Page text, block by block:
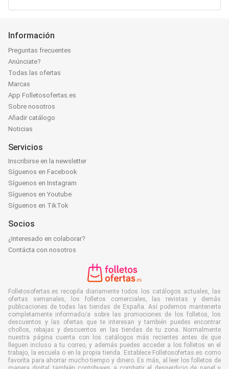
Información
Preguntas frecuentes
Anúnciate?
Todas las ofertas
Marcas
App Folletosofertas.es
Sobre nosotros
Añadir catálogo
Noticias
Servicios
Inscribirse en la newsletter
Síguenos en Facebook
Síguenos en Instagram
Síguenos en Youtube
Síguenos en TikTok
Socios
¿Interesado en colaborar?
Contácta con nosotros
Folletosofertas.es recopila diariamente todos los catálogos actuales, las
ofertas semanales, los folletos comerciales, las revistas y demás
publicaciones de todas las tiendas de España. Así podemos mantenerte
completamente informado/a sobre las promociones de los folletos, los
descuentos y las ofertas que te interesan y también puedes encontrar
chollos, rebajas y descuentos en las tiendas de tu zona. Normalmente
nuestra página cuenta con los catálogos más recientes antes de que
lleguen incluso a tu correo, y además puedes acceder a los folletos en el
trabajo, la escuela o en la propia tienda. Establece Folletosofertas.es como
favorita para ahorrar mucho tiempo y dinero. Es más, al leer los folletos de